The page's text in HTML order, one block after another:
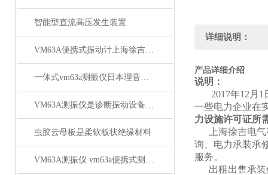
智能型直流高压发生装置
VM63A便携式振动计上海徐吉电气
一体式vm63a测振仪日本理音测振仪VM63A参数
VM63A测振仪是诊断振动设备的贴心管家
虫胶云母板是柔软板状绝缘材料
VM63A测振仪 vm63a便携式测振仪厂商批发
详细说明：
产品详细介绍
说明：
2017年12月1
一些电力企业在
力设施许可证所
上海徐吉电气
询、电力承装承
服务。
出租出售承装